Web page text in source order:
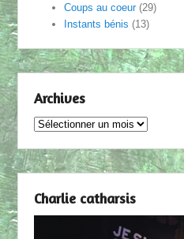
Coups au coeur(29)
Instants bénis (13)
Archives
Archives
Charlie catharsis